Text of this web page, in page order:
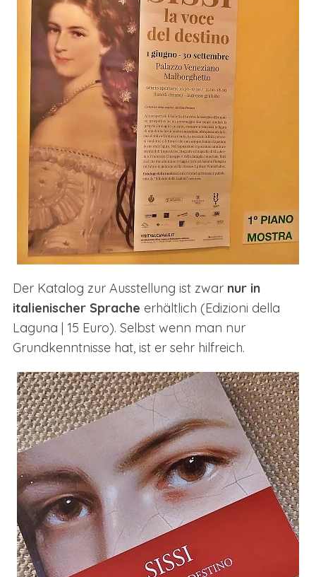
Der Katalog zur Ausstellung ist zwar nur in
italienischer Sprache erhältlich (Edizioni della
Laguna | 15 Euro). Selbst wenn man nur
Grundkenntnisse hat, ist er sehr hilfreich.